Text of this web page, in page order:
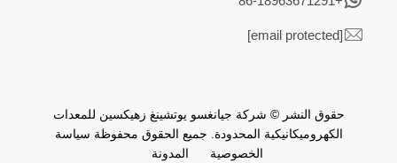
[email protected]
حقوق النشر © شركة جيانغسو يوتشينغ زهيكسين للمعدات
الكهروميكانيكية المحدودة. جميع الحقوق محفوظة سياسة
الخصوصية
المدونة